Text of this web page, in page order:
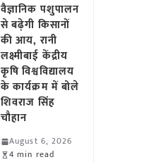
वैज्ञानिक पशुपालन
से बढ़ेगी किसानों
की आय, रानी
लक्ष्मीबाई केंद्रीय
कृषि विश्वविद्यालय
के कार्यक्रम में बोले
शिवराज सिंह
चौहान
August 6, 2026
4 min read